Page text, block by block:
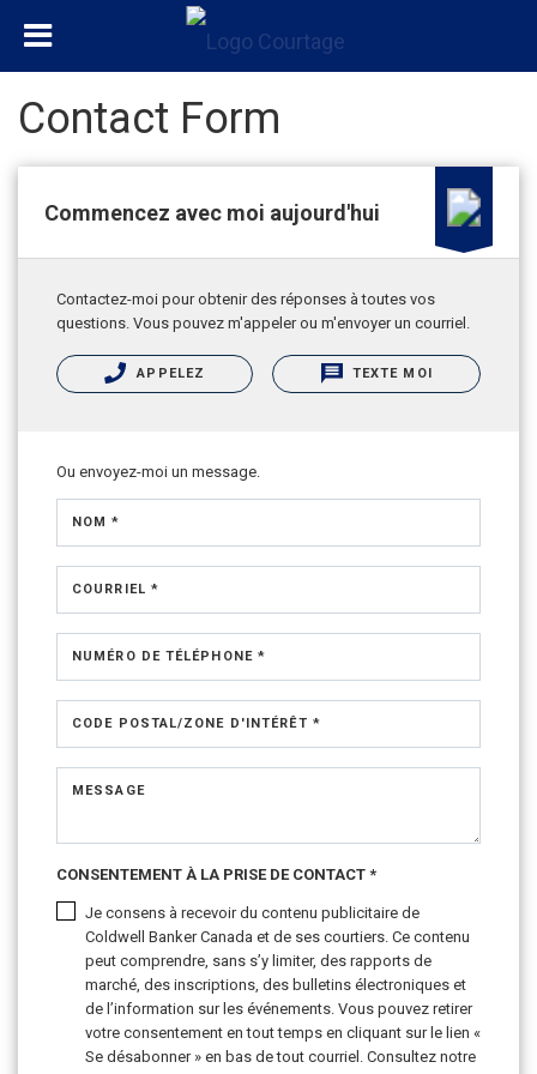
Contact Form
Commencez avec moi aujourd'hui
Contactez-moi pour obtenir des réponses à toutes vos
questions. Vous pouvez m'appeler ou m'envoyer un courriel.
APPELEZ TEXTE MOI
Ou envoyez-moi un message.
NOM *
COURRIEL *
NUMÉRO DE TÉLÉPHONE *
CODE POSTAL/ZONE D'INTÉRÊT *
MESSAGE
CONSENTEMENT À LA PRISE DE CONTACT *
Je consens à recevoir du contenu publicitaire de
Coldwell Banker Canada et de ses courtiers. Ce contenu
peut comprendre, sans s’y limiter, des rapports de
marché, des inscriptions, des bulletins électroniques et
de l’information sur les événements. Vous pouvez retirer
votre consentement en tout temps en cliquant sur le lien «
Se désabonner » en bas de tout courriel. Consultez notre